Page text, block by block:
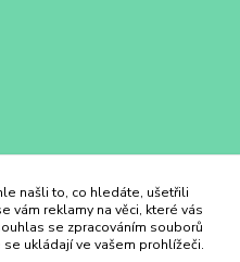
našli to, co hledáte, ušetřili
vám reklamy na věci, které vás
se zpracováním souborů
ukládají ve vašem prohlížeči.